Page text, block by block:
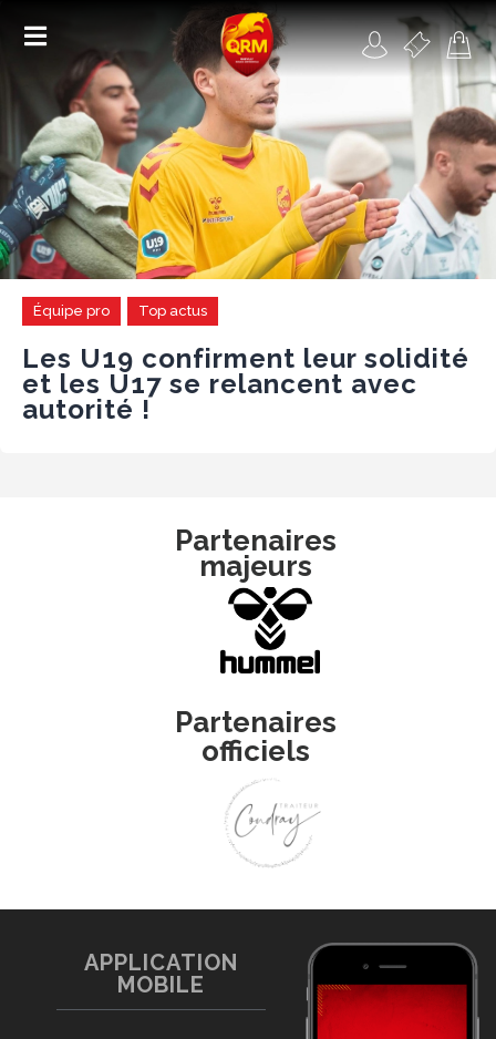
Académie
Féminines
Organisme de formation
RSE
Contact
FAQ
Équipe pro Top actus
Les U19 confirment leur solidité
et les U17 se relancent avec
autorité !
Partenaires
majeurs
Partenaires
officiels
APPLICATION
MOBILE